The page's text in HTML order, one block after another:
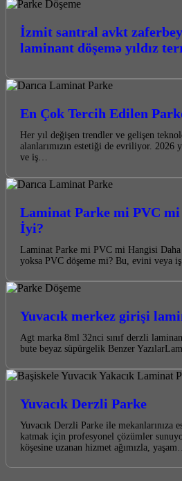
İzmit santral avkt
laminant döşemə yıldız
En Çok Tercih Edilen
Her yıl değişen trendler ve gelişen
alanlarımızın estetiği de evriliyor. 2026
ve iş…
Laminat Parke mi PVC
İyi?
Laminat Parke mi PVC mi Hangisi
yoksa PVC döşeme mi? Bu, evini veya
Yuvacık merkez girişi
Agt marka 8ml 32nci sınıf derzli
bute beyaz süpürgelik Benzer
Yuvacık Derzli Parke
Yuvacık Derzli Parke ile mekanlarınıza
katmak için profesyonel çözümler
köşesine uzanan hizmet ağımızla,